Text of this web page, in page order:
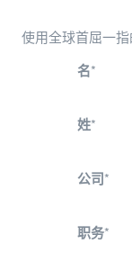
使用全球首屈一
名*
姓*
公司*
职务*